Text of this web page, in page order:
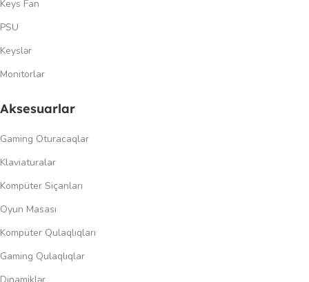
Keys Fan
PSU
Keyslər
Monitorlar
Aksesuarlar
Gaming Oturacaqlar
Klaviaturalar
Kompüter Siçanları
Oyun Masası
Kompüter Qulaqlıqları
Gaming Qulaqlıqlar